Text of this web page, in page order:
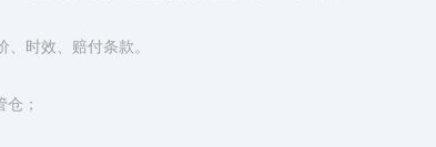
时效、赔付条款。
；